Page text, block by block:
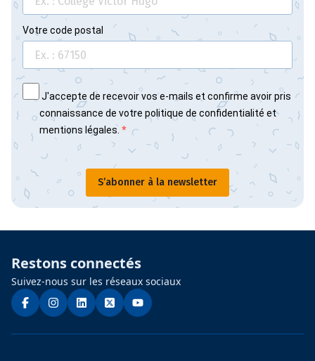
Votre code postal
J'accepte de recevoir vos e-mails et confirme avoir pris
connaissance de votre politique de confidentialité et
mentions légales.
S’abonner à la newsletter
Restons connectés
Suivez-nous sur les réseaux sociaux